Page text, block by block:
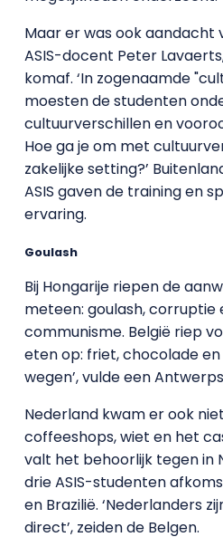
Maar er was ook aandacht
ASIS-docent Peter
komaf. ‘In zogenaamde
moesten de studenten
cultuurverschillen en
Hoe ga je om met
zakelijke setting?’
ASIS gaven de training en
ervaring.
Goulash
Bij Hongarije riepen de
meteen: goulash, corruptie
communisme. België riep
eten op: friet, chocolade en
wegen’, vulde een
Nederland kwam er ook
coffeeshops, wiet en het
valt het behoorlijk tegen in
drie ASIS-studenten
en Brazilië. ‘Nederlanders
direct’, zeiden de Belgen.